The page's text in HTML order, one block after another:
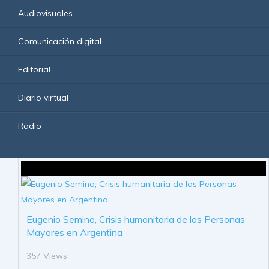
Audiovisuales
Comunicación digital
Editorial
Diario virtual
Radio
Eugenio Semino, Crisis humanitaria de las Personas
Mayores en Argentina
357 Views